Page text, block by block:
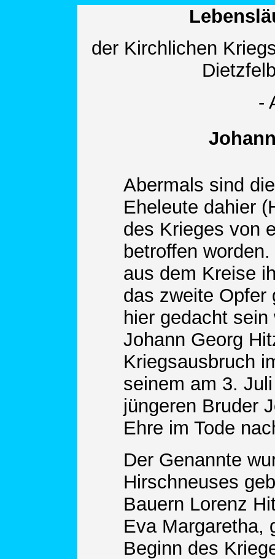
der Kirchlichen
-
Abermals sind
Eheleute dahier
des Krieges von
betroffen
aus dem Kreise
das zweite Opfer
hier gedacht
Johann Georg
Kriegsausbruch
seinem am 3.
jüngeren Bruder
Ehre im Tode
Der Genannte
Hirschneuses
Bauern Lorenz
Eva Margaretha,
Beginn des